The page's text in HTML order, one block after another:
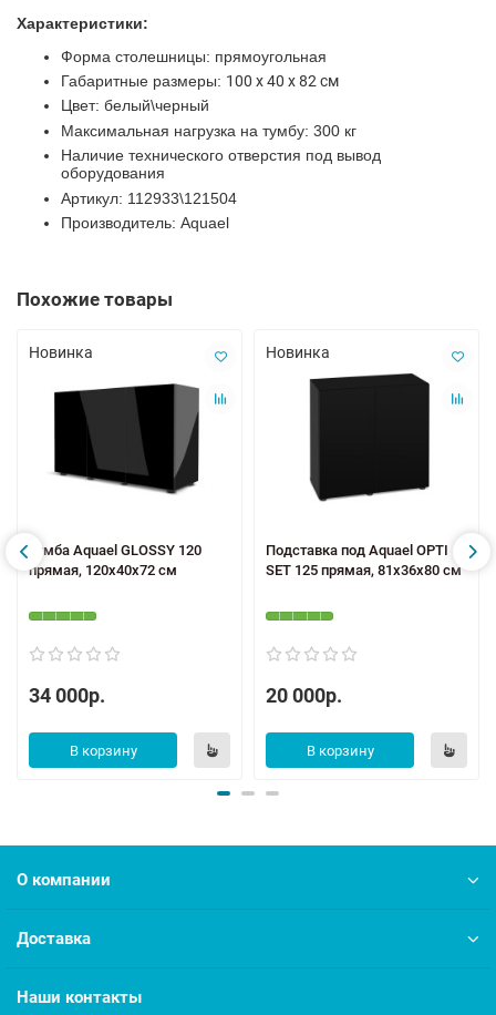
Характеристики:
Форма столешницы: прямоугольная
Габаритные размеры: 100 х 40 х 82 см
Цвет: белый\черный
Максимальная нагрузка на тумбу: 300 кг
Наличие технического отверстия под вывод
оборудования
Артикул: 112933\121504
Производитель: Aquael
Похожие товары
Новинка
Тумба Aquael GLOSSY 120
прямая, 120x40x72 см
34 000р.
В корзину
Новинка
Подставка под Aquael OPTI
SET 125 прямая, 81x36x80 см
20 000р.
В корзину
О компании
Доставка
Наши контакты